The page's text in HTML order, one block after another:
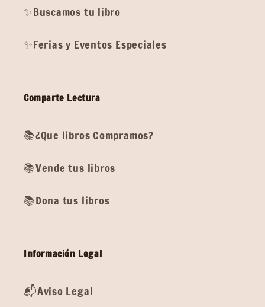
✨Buscamos tu libro
✨Ferias y Eventos Especiales
Comparte Lectura
📚¿Que libros Compramos?
📚Vende tus libros
📚Dona tus libros
Información Legal
📬Aviso Legal